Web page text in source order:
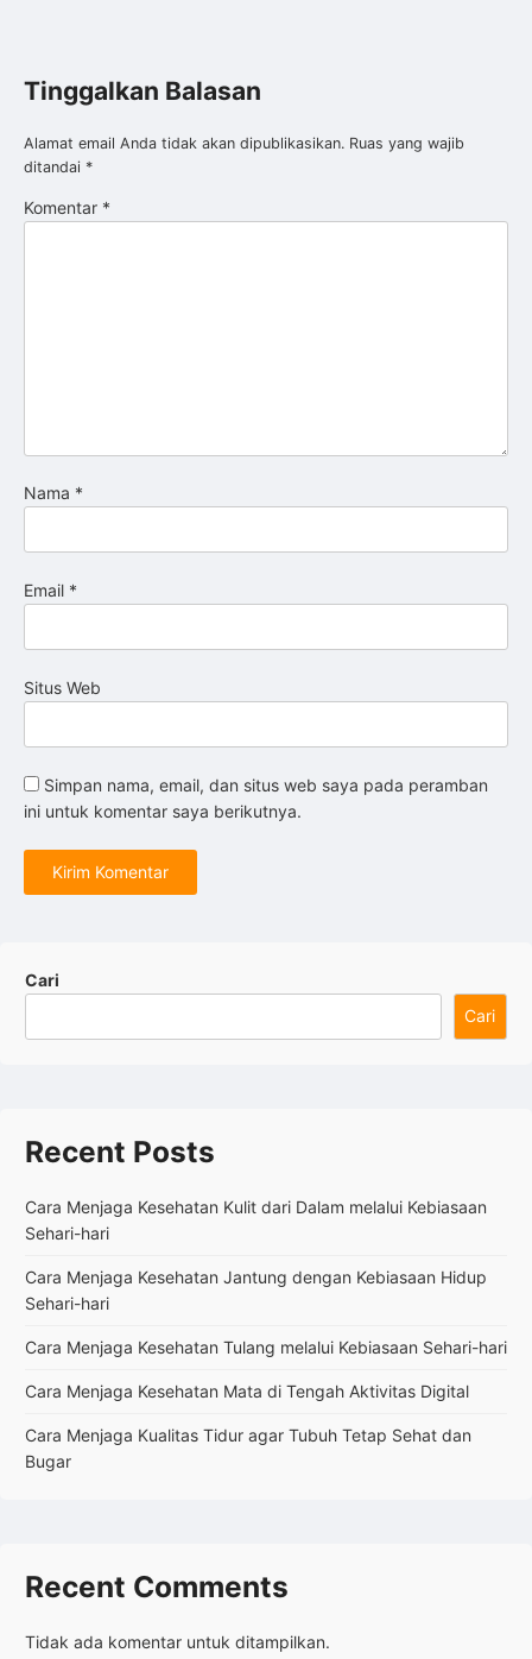
Tinggalkan Balasan
Alamat email Anda tidak akan dipublikasikan. Ruas yang wajib
ditandai *
Komentar *
Nama *
Email *
Situs Web
Simpan nama, email, dan situs web saya pada peramban
ini untuk komentar saya berikutnya.
Cari
Cari
Recent Posts
Cara Menjaga Kesehatan Kulit dari Dalam melalui Kebiasaan
Sehari-hari
Cara Menjaga Kesehatan Jantung dengan Kebiasaan Hidup
Sehari-hari
Cara Menjaga Kesehatan Tulang melalui Kebiasaan Sehari-hari
Cara Menjaga Kesehatan Mata di Tengah Aktivitas Digital
Cara Menjaga Kualitas Tidur agar Tubuh Tetap Sehat dan
Bugar
Recent Comments
Tidak ada komentar untuk ditampilkan.